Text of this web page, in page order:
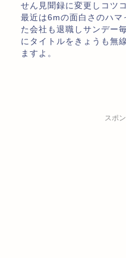
せん見聞録に変更しコツ
最近は6mの面白さのハ
た会社も退職しサンデー
にタイトルをきょうも無
ますよ。
スポ